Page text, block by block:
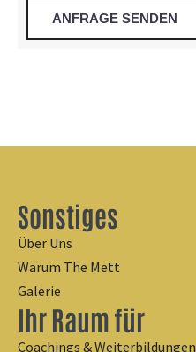
Sonstiges
Über Uns
Warum The Mett
Galerie
Ihr Raum für
Coachings & Weiterbildungen